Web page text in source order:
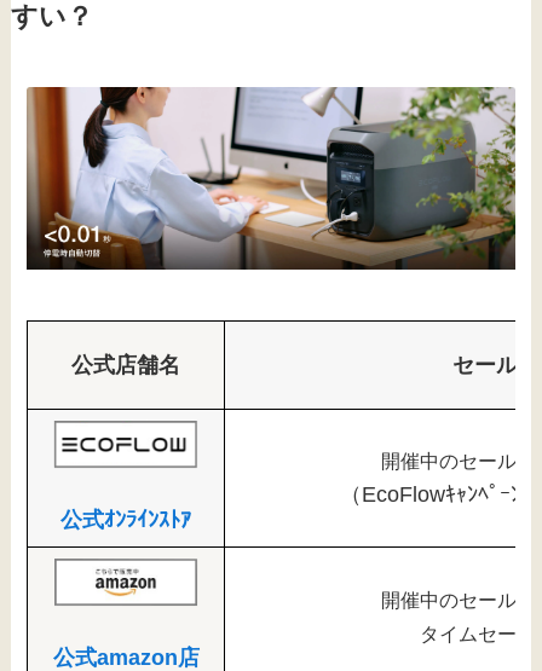
すい？
公式店舗名 セール
公式ｵﾝﾗｲﾝｽﾄｱ
開催中のセールは
（EcoFlowｷｬﾝﾍﾟｰﾝ
公式amazon店
開催中のセールは
タイムセール